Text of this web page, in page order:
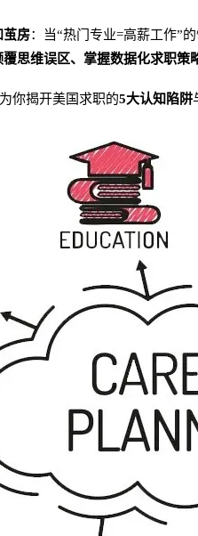
茧房：当“热门专业=高薪工作”
覆思维误区、掌握数据化求职策
你揭开美国求职的5大认知陷阱